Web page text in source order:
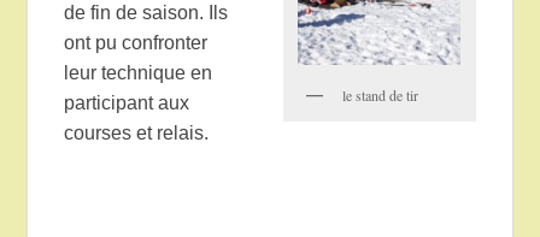
le stand de tir
de fin de saison. Ils
ont pu confronter
leur technique en
participant aux
courses et relais.